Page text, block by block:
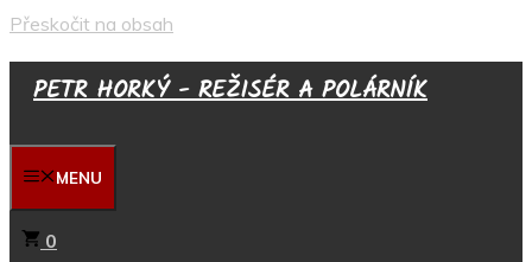
Přeskočit na obsah
PETR HORKÝ - REŽISÉR A POLÁRNÍK
MENU
0